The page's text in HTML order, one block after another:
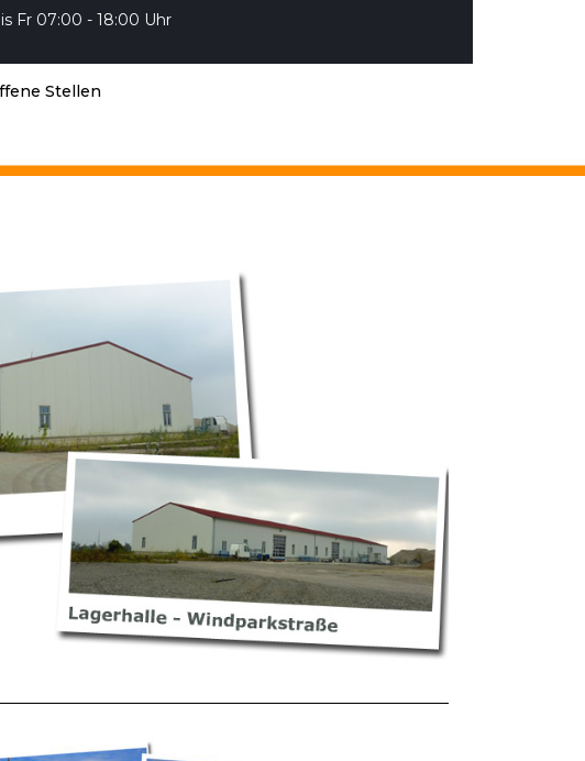
Fr 07:00 - 18:00 Uhr
Stellen